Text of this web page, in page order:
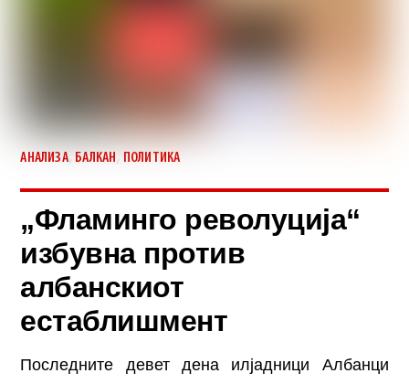
АНАЛИЗА, БАЛКАН ПОЛИТИКА
„Фламинго револуција“
избувна против
албанскиот
естаблишмент
Последните девет дена илјадници Албанци